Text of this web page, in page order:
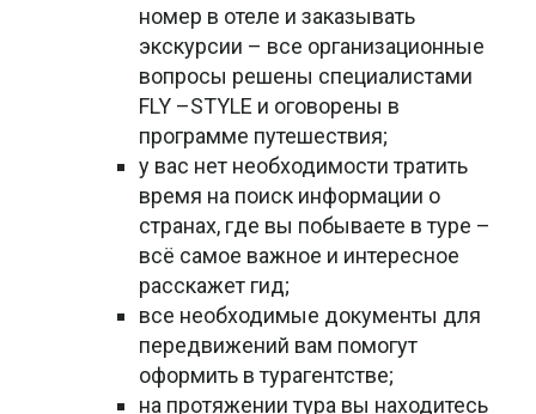
номер в отеле и заказывать
экскурсии – все организационные
вопросы решены специалистами
FLY –STYLE и оговорены в
программе путешествия;
у вас нет необходимости тратить
время на поиск информации о
странах, где вы побываете в туре –
всё самое важное и интересное
расскажет гид;
все необходимые документы для
передвижений вам помогут
оформить в турагентстве;
на протяжении тура вы находитесь